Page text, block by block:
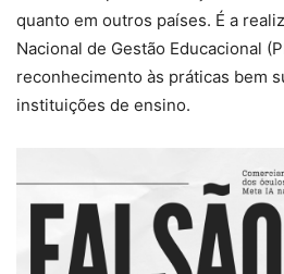
quanto em outros países. É a
Nacional de Gestão Educacional
reconhecimento às práticas bem
instituições de ensino.